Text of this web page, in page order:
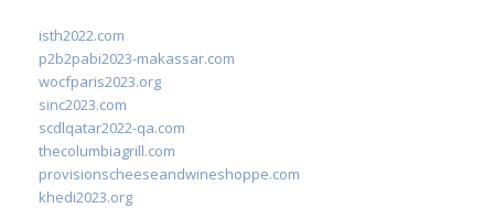
isth2022.com
p2b2pabi2023-makassar.com
wocfparis2023.org
sinc2023.com
scdlqatar2022-qa.com
thecolumbiagrill.com
provisionscheeseandwineshoppe.com
khedi2023.org